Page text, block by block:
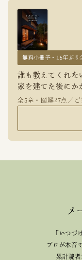
無料小冊子・15年ぶり
誰も教えてくれな
家を建てた後にか
全5章・図解27点／
メ
「いつづ
プロが本音
累計読